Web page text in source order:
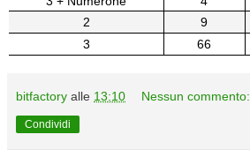
2
9
3
66
bitfactory alle 13:10 Nessun commento:
Condividi